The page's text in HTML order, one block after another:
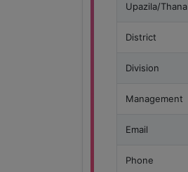
Upazila/Thana
District
Division
Management
Email
Phone